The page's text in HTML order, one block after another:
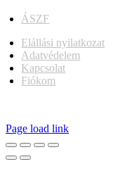
ÁSZF
Elállási nyilatkozat
Adatvédelem
Kapcsolat
Fiókom
Page load link